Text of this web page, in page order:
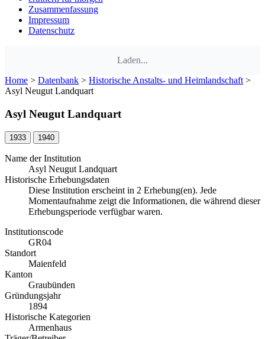
Zusammenfassung
Impressum
Datenschutz
Laden...
Home > Datenbank > Historische Anstalts- und Heimlandschaft >
Asyl Neugut Landquart
Asyl Neugut Landquart
1933 1940
Name der Institution
Asyl Neugut Landquart
Historische Erhebungsdaten
Diese Institution erscheint in 2 Erhebung(en). Jede
Momentaufnahme zeigt die Informationen, die während dieser
Erhebungsperiode verfügbar waren.
Institutionscode
GR04
Standort
Maienfeld
Kanton
Graubünden
Gründungsjahr
1894
Historische Kategorien
Armenhaus